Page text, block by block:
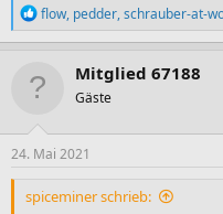
R
e
a
t
n
e
:
flow, pedder,schrauber-at-
Mitglied 67188
Gäste
24. Mai 2021
spiceminer schrieb: